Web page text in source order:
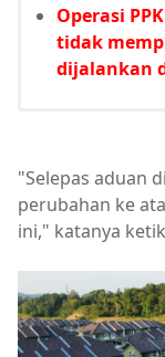
Operasi
tidak
dijalankan
"Selepas aduan
perubahan ke
ini," katanya